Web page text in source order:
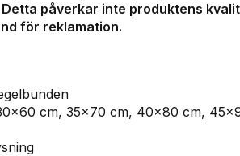
Detta påverkar inte produktens
för reklamation.
cm, 35x70 cm, 40x80 cm,